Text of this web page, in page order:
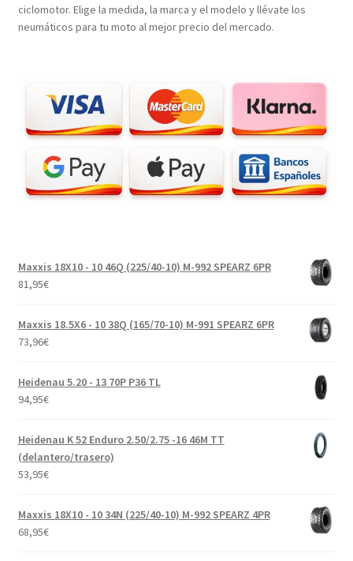
ciclomotor. Elige la medida, la marca y el modelo y llévate los
neumáticos para tu moto al mejor precio del mercado.
Maxxis 18X10 - 10 46Q (225/40-10) M-992 SPEARZ 6PR
81,95€
Maxxis 18.5X6 - 10 38Q (165/70-10) M-991 SPEARZ 6PR
73,96€
Heidenau 5.20 - 13 70P P36 TL
94,95€
Heidenau K 52 Enduro 2.50/2.75 -16 46M TT
(delantero/trasero)
53,95€
Maxxis 18X10 - 10 34N (225/40-10) M-992 SPEARZ 4PR
68,95€